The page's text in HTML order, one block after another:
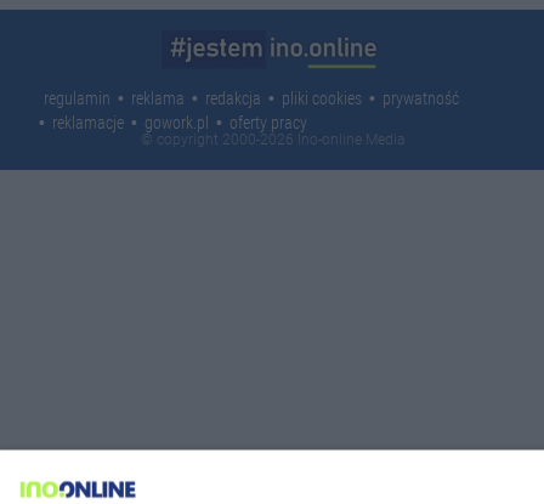
regulamin reklama redakcja pliki cookies
prywatność
reklamacje
gowork.pl oferty pracy
© copyright 2000-2026 Ino-online Media